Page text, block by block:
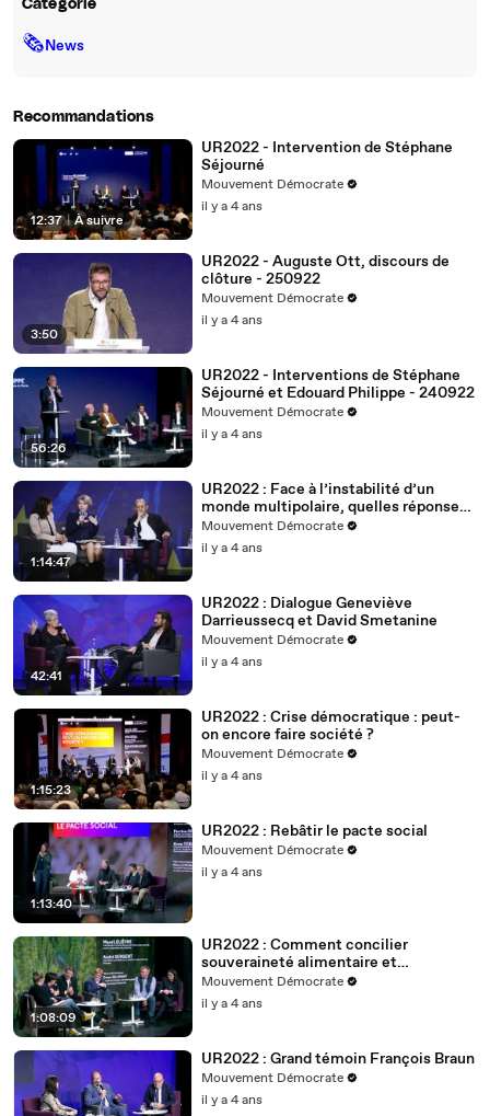
Catégorie
🗞News
Recommandations
12:37 | À suivre
UR2022 - Intervention de Stéphane
Séjourné
Mouvement Démocrate
il y a 4 ans
3:50
UR2022 - Auguste Ott, discours de
clôture - 250922
Mouvement Démocrate
il y a 4 ans
56:26
UR2022 - Interventions de Stéphane
Séjourné et Edouard Philippe - 240922
Mouvement Démocrate
il y a 4 ans
1:14:47
UR2022 : Face à l’instabilité d’un
monde multipolaire, quelles réponses
européennes ?
Mouvement Démocrate
il y a 4 ans
42:41
UR2022 : Dialogue Geneviève
Darrieussecq et David Smetanine
Mouvement Démocrate
il y a 4 ans
1:15:23
UR2022 : Crise démocratique : peut-
on encore faire société ?
Mouvement Démocrate
il y a 4 ans
1:13:40
UR2022 : Rebâtir le pacte social
Mouvement Démocrate
il y a 4 ans
1:08:09
UR2022 : Comment concilier
souveraineté alimentaire et
changement climatique ?
Mouvement Démocrate
il y a 4 ans
UR2022 : Grand témoin François Braun
Mouvement Démocrate
il y a 4 ans